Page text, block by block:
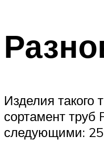
Изделия такого
сортамент труб
следующими: 25